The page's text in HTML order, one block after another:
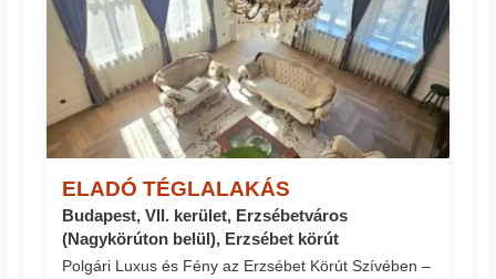
ELADÓ TÉGLALAKÁS
Budapest, VII. kerület, Erzsébetváros
(Nagykörúton belül), Erzsébet körút
Polgári Luxus és Fény az Erzsébet Körút Szívében –